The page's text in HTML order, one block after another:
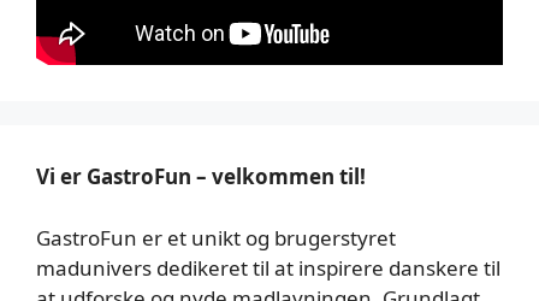
Vi er GastroFun – velkommen til!
GastroFun er et unikt og brugerstyret
madunivers dedikeret til at inspirere danskere til